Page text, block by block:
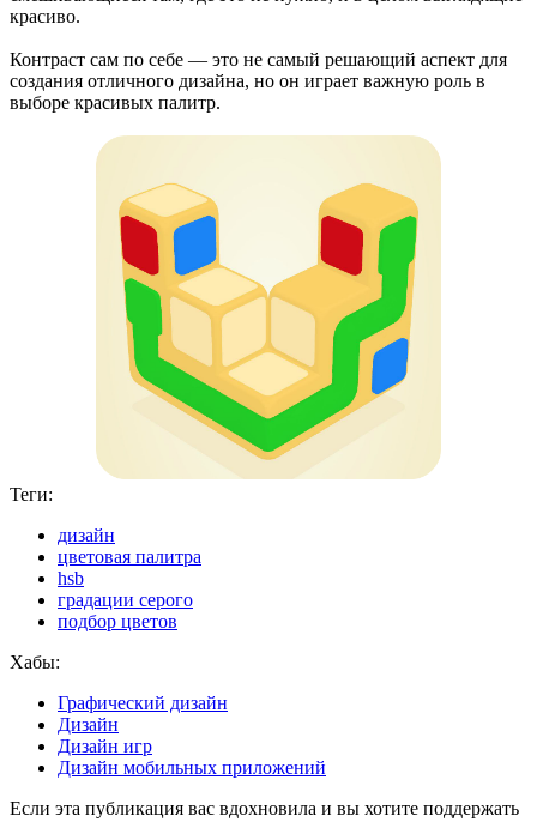
красиво.
Контраст сам по себе — это не самый решающий аспект для
создания отличного дизайна, но он играет важную роль в
выборе красивых палитр.
Теги:
дизайн
цветовая палитра
hsb
градации серого
подбор цветов
Хабы:
Графический дизайн
Дизайн
Дизайн игр
Дизайн мобильных приложений
Если эта публикация вас вдохновила и вы хотите поддержать